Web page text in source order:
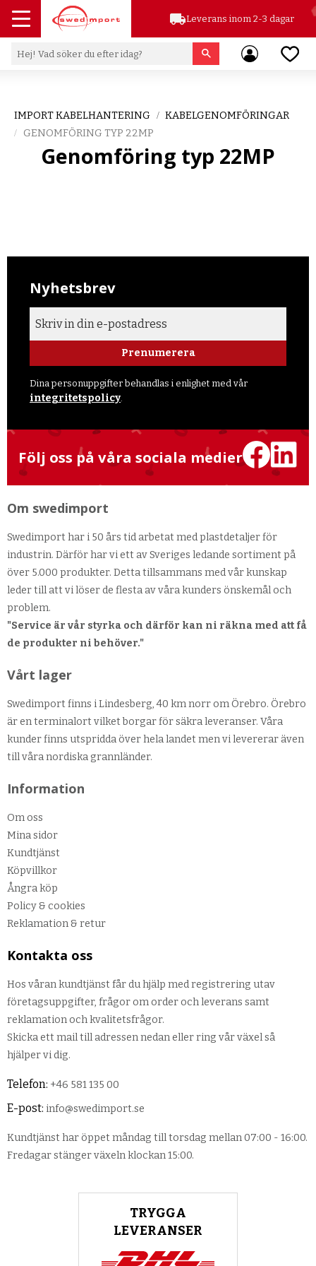
Meny
local_shippingLeverans inom 2-3 dagar
IMPORT KABELHANTERING
KABELGENOMFÖRINGAR
GENOMFÖRING TYP 22MP
Genomföring typ 22MP
Nyhetsbrev
Prenumerera
Dina personuppgifter behandlas i enlighet med vår
integritetspolicy
Följ oss på våra sociala medier
Om swedimport
Swedimport har i 50 års tid arbetat med plastdetaljer för
industrin. Därför har vi ett av Sveriges ledande sortiment på
över 5.000 produkter. Detta tillsammans med vår kunskap
leder till att vi löser de flesta av våra kunders önskemål och
problem.
"Service är vår styrka och därför kan ni räkna med att få
de produkter ni behöver."
Vårt lager
Swedimport finns i Lindesberg, 40 km norr om Örebro. Örebro
är en terminalort vilket borgar för säkra leveranser. Våra
kunder finns utspridda över hela landet men vi levererar även
till våra nordiska grannländer.
Information
Om oss
Mina sidor
Kundtjänst
Köpvillkor
Ångra köp
Policy & cookies
Reklamation & retur
Kontakta oss
Hos våran kundtjänst får du hjälp med registrering utav
företagsuppgifter, frågor om order och leverans samt
reklamation och kvalitetsfrågor.
Skicka ett mail till adressen nedan eller ring vår växel så
hjälper vi dig.
Telefon: +46 581 135 00
E-post: info@swedimport.se
Kundtjänst har öppet måndag till torsdag mellan 07:00 - 16:00.
Fredagar stänger växeln klockan 15:00.
TRYGGA
LEVERANSER